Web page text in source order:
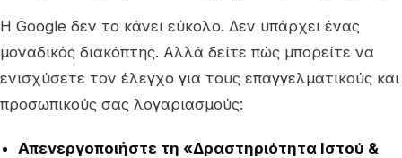
Η Google δεν το κάνει εύκολο. Δεν υπάρχει ένας
μοναδικός διακόπτης. Αλλά δείτε πώς μπορείτε να
ενισχύσετε τον έλεγχο για τους επαγγελματικούς και
προσωπικούς σας λογαριασμούς:
Απενεργοποιήστε τη «Δραστηριότητα Ιστού &